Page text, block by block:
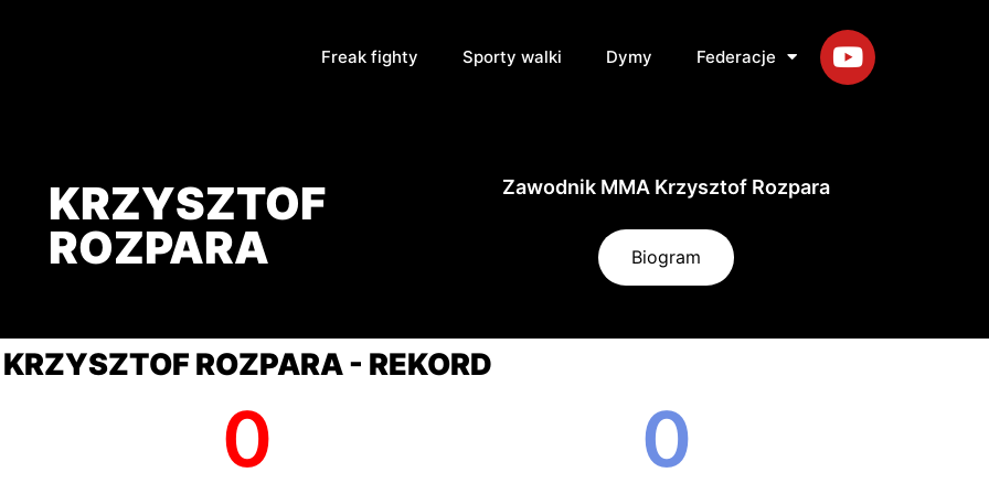
Freak fighty Sporty walki Dymy Federacje
KRZYSZTOF
ROZPARA
Zawodnik MMA Krzysztof Rozpara
Biogram
KRZYSZTOF ROZPARA - REKORD
0 0